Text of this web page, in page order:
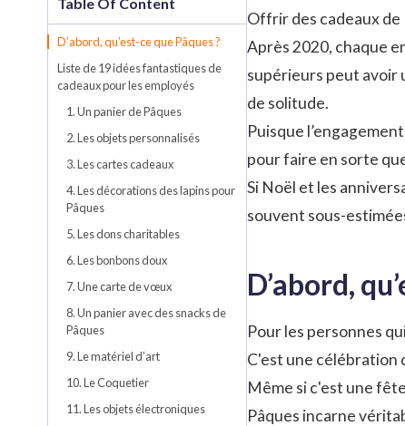
D’abord, qu’est-ce que Pâques ?
Liste de 19 idées fantastiques de
cadeaux pour les employés
1. Un panier de Pâques
2. Les objets personnalisés
3. Les cartes cadeaux
4. Les décorations des lapins pour
Pâques
5. Les dons charitables
6. Les bonbons doux
7. Une carte de vœux
8. Un panier avec des snacks de
Pâques
9. Le matériel d’art
10. Le Coquetier
11. Les objets électroniques
Offrir des cadeaux de
Après 2020, chaque
supérieurs peut avoir
de solitude.
Puisque
pour faire en sorte
Si Noël et les
souvent sous-
D’abord,
Pour les personnes
C'est une célébration
Même si c'est une
Pâques incarne